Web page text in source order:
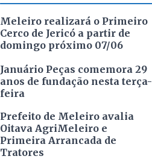
Meleiro realizará o Primeiro
Cerco de Jericó a partir de
domingo próximo 07/06
Januário Peças comemora 29
anos de fundação nesta terça-
feira
Prefeito de Meleiro avalia
Oitava AgriMeleiro e
Primeira Arrancada de
Tratores